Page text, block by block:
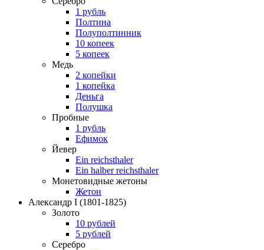
1 рубль
Полтина
Полуполтинник
10 копеек
5 копеек
Медь
2 копейки
1 копейка
Деньга
Полушка
Пробные
1 рубль
Ефимок
Йевер
Ein reichsthaler
Ein halber reichsthaler
Монетовидные жетоны
Жетон
Александр I (1801-1825)
Золото
10 рублей
5 рублей
Серебро